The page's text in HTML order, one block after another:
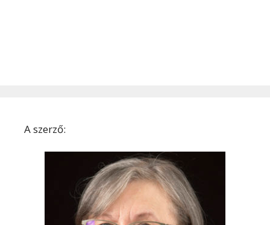
A szerző: